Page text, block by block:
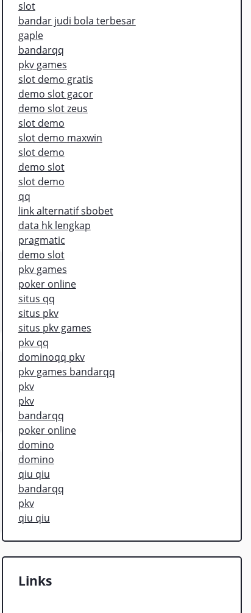
slot
bandar judi bola terbesar
gaple
bandarqq
pkv games
slot demo gratis
demo slot gacor
demo slot zeus
slot demo
slot demo maxwin
slot demo
demo slot
slot demo
qq
link alternatif sbobet
data hk lengkap
pragmatic
demo slot
pkv games
poker online
situs qq
situs pkv
situs pkv games
pkv qq
dominoqq pkv
pkv games bandarqq
pkv
pkv
bandarqq
poker online
domino
domino
qiu qiu
bandarqq
pkv
qiu qiu
Links